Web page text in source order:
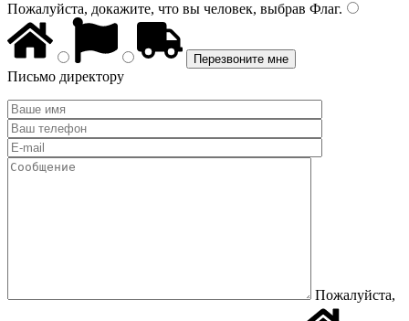
Пожалуйста, докажите, что вы человек, выбрав Флаг.
Письмо директору
Пожалуйста,